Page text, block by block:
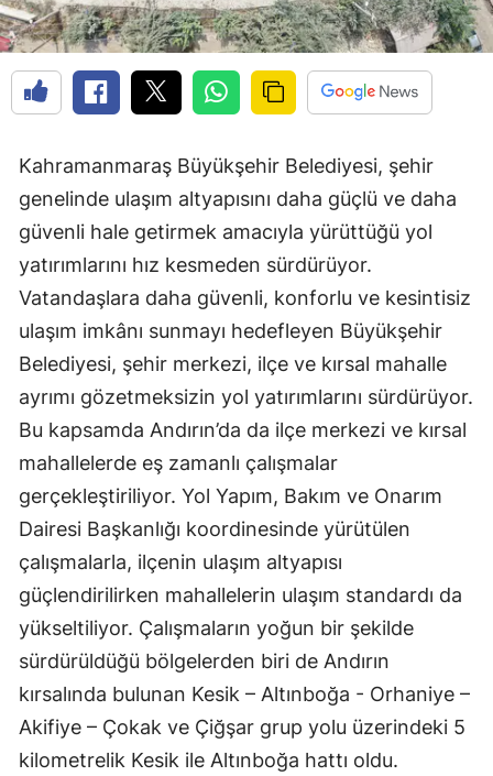
Kahramanmaraş Büyükşehir Belediyesi, şehir
genelinde ulaşım altyapısını daha güçlü ve daha
güvenli hale getirmek amacıyla yürüttüğü yol
yatırımlarını hız kesmeden sürdürüyor.
Vatandaşlara daha güvenli, konforlu ve kesintisiz
ulaşım imkânı sunmayı hedefleyen Büyükşehir
Belediyesi, şehir merkezi, ilçe ve kırsal mahalle
ayrımı gözetmeksizin yol yatırımlarını sürdürüyor.
Bu kapsamda Andırın’da da ilçe merkezi ve kırsal
mahallelerde eş zamanlı çalışmalar
gerçekleştiriliyor. Yol Yapım, Bakım ve Onarım
Dairesi Başkanlığı koordinesinde yürütülen
çalışmalarla, ilçenin ulaşım altyapısı
güçlendirilirken mahallelerin ulaşım standardı da
yükseltiliyor. Çalışmaların yoğun bir şekilde
sürdürüldüğü bölgelerden biri de Andırın
kırsalında bulunan Kesik – Altınboğa - Orhaniye –
Akifiye – Çokak ve Çiğşar grup yolu üzerindeki 5
kilometrelik Kesik ile Altınboğa hattı oldu.